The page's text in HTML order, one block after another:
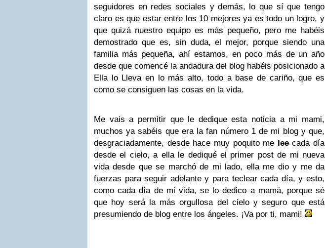
seguidores en redes sociales y demás, lo que sí que tengo
claro es que estar entre los 10 mejores ya es todo un logro, y
que quizá nuestro equipo es más pequeño, pero me habéis
demostrado que es, sin duda, el mejor, porque siendo una
familia más pequeña, ahí estamos, en poco más de un año
desde que comencé la andadura del blog habéis posicionado a
Ella lo Lleva en lo más alto, todo a base de cariño, que es
como se consiguen las cosas en la vida.
Me vais a permitir que le dedique esta noticia a mi mami,
muchos ya sabéis que era la fan número 1 de mi blog y que,
desgraciadamente, desde hace muy poquito me leecada día
desde el cielo, a ella le dediqué el primer post de mi nueva
vida desde que se marchó de mi lado, ella me dio y me da
fuerzas para seguir adelante y para teclear cada día, y esto,
como cada día de mi vida, se lo dedico a mamá, porque sé
que hoy será la más orgullosa del cielo y seguro que está
presumiendo de blog entre los ángeles. ¡Va por ti, mami!